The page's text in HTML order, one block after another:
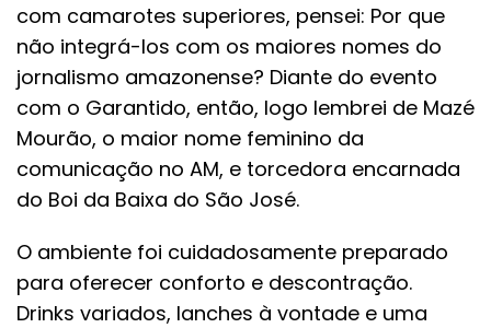
com camarotes superiores, pensei: Por que
não integrá-los com os maiores nomes do
jornalismo amazonense? Diante do evento
com o Garantido, então, logo lembrei de Mazé
Mourão, o maior nome feminino da
comunicação no AM, e torcedora encarnada
do Boi da Baixa do São José.
O ambiente foi cuidadosamente preparado
para oferecer conforto e descontração.
Drinks variados, lanches à vontade e uma